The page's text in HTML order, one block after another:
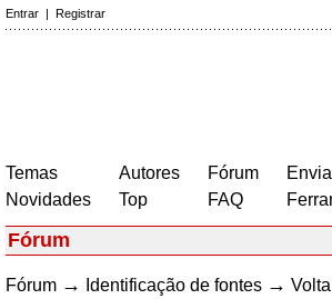
Entrar | Registrar
Temas
Novidades
Autores
Top
Fórum
FAQ
Fórum
Fórum → Identificação de fontes →